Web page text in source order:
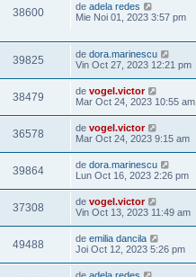
38600 de adela redes
Mie Noi 01, 2023 3:57 pm
39825 de dora.marinescu
Vin Oct 27, 2023 12:21 pm
38479 de vogel.victor
Mar Oct 24, 2023 10:55 am
36578 de vogel.victor
Mar Oct 24, 2023 9:15 am
39864 de dora.marinescu
Lun Oct 16, 2023 2:26 pm
37308 de vogel.victor
Vin Oct 13, 2023 11:49 am
49488 de emilia dancila
Joi Oct 12, 2023 5:26 pm